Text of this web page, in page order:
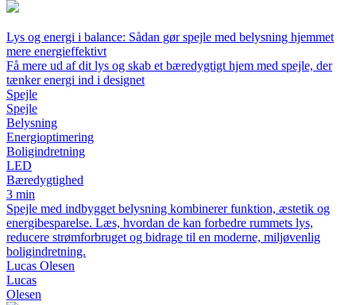
Lys og energi i balance: Sådan gør spejle med belysning hjemmet
mere energieffektivt
Få mere ud af dit lys og skab et bæredygtigt hjem med spejle, der
tænker energi ind i designet
Spejle
Spejle
Belysning
Energioptimering
Boligindretning
LED
Bæredygtighed
3 min
Spejle med indbygget belysning kombinerer funktion, æstetik og
energibesparelse. Læs, hvordan de kan forbedre rummets lys,
reducere strømforbruget og bidrage til en moderne, miljøvenlig
boligindretning.
Lucas Olesen
Lucas
Olesen